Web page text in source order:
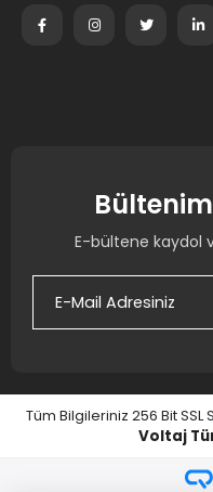
E-bültene kaydol
Tüm Bilgileriniz 256 Bit SSL
Voltaj